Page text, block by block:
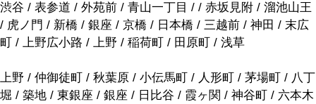
渋谷 / 表参道 / 外苑前 / 青山一丁目 / / 赤坂見附 / 溜池山王
/ 虎ノ門 / 新橋 / 銀座 / 京橋 / 日本橋 / 三越前 / 神田 / 末広
町 / 上野広小路 / 上野 / 稲荷町 / 田原町 / 浅草
上野 / 仲御徒町 / 秋葉原 / 小伝馬町 / 人形町 / 茅場町 / 八丁
堀 / 築地 / 東銀座 / 銀座 / 日比谷 / 霞ヶ関 / 神谷町 / 六本木